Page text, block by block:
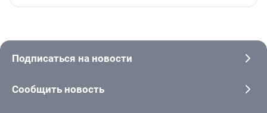
Подписаться на новости
Сообщить новость